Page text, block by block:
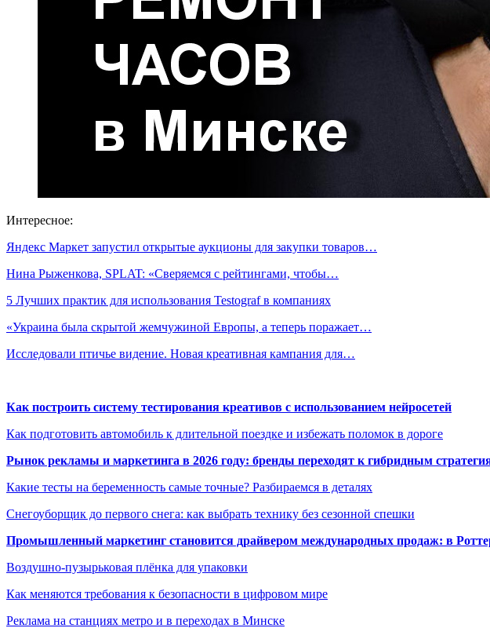
Интересное:
Яндекс Маркет запустил открытые аукционы для закупки товаров…
Нина Рыженкова, SPLAT: «Сверяемся с рейтингами, чтобы…
5 Лучших практик для использования Testograf в компаниях
«Украина была скрытой жемчужиной Европы, а теперь поражает…
Исследовали птичье видение. Новая креативная кампания для…
Как построить систему тестирования креативов с использованием нейросетей
Как подготовить автомобиль к длительной поездке и избежать поломок в дороге
Рынок рекламы и маркетинга в 2026 году: бренды переходят к гибридным
Какие тесты на беременность самые точные? Разбираемся в деталях
Снегоуборщик до первого снега: как выбрать технику без сезонной спешки
Промышленный маркетинг становится драйвером международных продаж: в
Воздушно-пузырьковая плёнка для упаковки
Как меняются требования к безопасности в цифровом мире
Реклама на станциях метро и в переходах в Минске